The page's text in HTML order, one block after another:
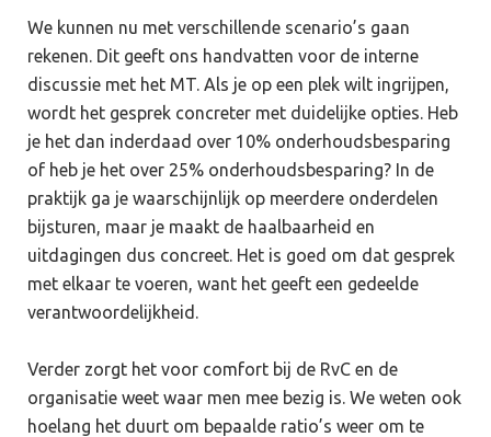
We kunnen nu met verschillende scenario’s gaan
rekenen. Dit geeft ons handvatten voor de interne
discussie met het MT. Als je op een plek wilt ingrijpen,
wordt het gesprek concreter met duidelijke opties. Heb
je het dan inderdaad over 10% onderhoudsbesparing
of heb je het over 25% onderhoudsbesparing? In de
praktijk ga je waarschijnlijk op meerdere onderdelen
bijsturen, maar je maakt de haalbaarheid en
uitdagingen dus concreet. Het is goed om dat gesprek
met elkaar te voeren, want het geeft een gedeelde
verantwoordelijkheid.
Verder zorgt het voor comfort bij de RvC en de
organisatie weet waar men mee bezig is. We weten ook
hoelang het duurt om bepaalde ratio’s weer om te